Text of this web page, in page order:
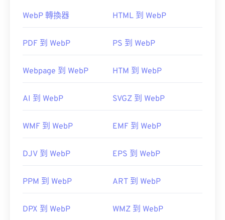
在預設的圖像檢視器、圖像編輯器或網頁瀏覽器中開
選擇“開啟方式”進行選擇。
Mac OS 應用程式（例如 Apple Preview）中自動開
開啟 WebP 檔案的預設程式是Google Chrome
還可以試試 Corel PaintShop Pro。
實用連結：
相關 WebP 工具：
WebP 轉換器 HTML 到 WebP
PDF 到 WebP PS 到 WebP
Webpage 到 WebP HTM 到 WebP
AI 到 WebP SVGZ 到 WebP
WMF 到 WebP EMF 到 WebP
DJV 到 WebP EPS 到 WebP
PPM 到 WebP ART 到 WebP
DPX 到 WebP WMZ 到 WebP